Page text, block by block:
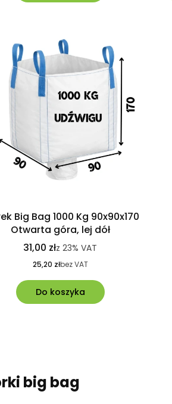
Big Bag 1000 Kg 90x90x170
Otwarta góra, lej dół
31,00 złz23% VAT
25,20 złbez VAT
Do koszyka
big bag